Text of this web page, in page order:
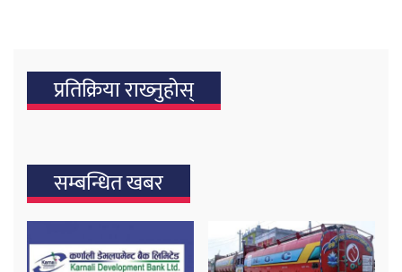
प्रतिक्रिया राख्‍नुहोस्
सम्बन्धित खबर